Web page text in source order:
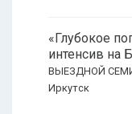
«Глубокое
интенсив на
ВЫЕЗДНОЙ
Иркутск